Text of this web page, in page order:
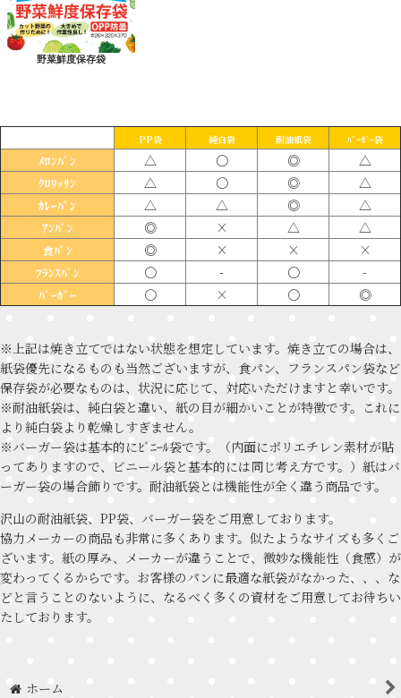
野菜鮮度保存袋
PP袋 純白袋 耐油紙袋 ﾊﾞｰｶﾞｰ袋
ﾒﾛﾝﾊﾟﾝ △ 〇 ◎ △
ｸﾛﾜｯｻﾝ △ 〇 ◎ △
ｶﾚｰﾊﾟﾝ △ △ ◎ △
ｱﾝﾊﾟﾝ ◎ × △ △
食ﾊﾟﾝ ◎ × × ×
ﾌﾗﾝｽﾊﾟﾝ 〇 - 〇 -
ﾊﾞｰｶﾞｰ 〇 × 〇 ◎
※上記は焼き立てではない状態を想定しています。焼き立ての場合は、
紙袋優先になるものも当然ございますが、食パン、フランスパン袋など
保存袋が必要なものは、状況に応じて、対応いただけますと幸いです。
※耐油紙袋は、純白袋と違い、紙の目が細かいことが特徴です。これに
より純白袋より乾燥しすぎません。
※バーガー袋は基本的にﾋﾞﾆｰﾙ袋です。（内面にポリエチレン素材が貼
ってありますので、ビニール袋と基本的には同じ考え方です。）紙はバ
ーガー袋の場合飾りです。耐油紙袋とは機能性が全く違う商品です。
沢山の耐油紙袋、PP袋、バーガー袋をご用意しております。
協力メーカーの商品も非常に多くあります。似たようなサイズも多くご
ざいます。紙の厚み、メーカーが違うことで、微妙な機能性（食感）が
変わってくるからです。お客様のパンに最適な紙袋がなかった、、、な
どと言うことのないように、なるべく多くの資材をご用意してお待ちい
たしております。
ホーム